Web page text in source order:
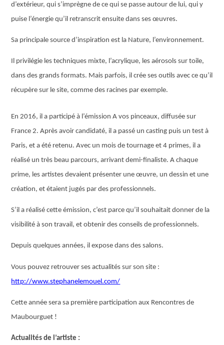
d’extérieur, qui s’imprègne de ce qui se passe autour de lui, qui y
puise l’énergie qu’il retranscrit ensuite dans ses œuvres.
Sa principale source d’inspiration est la Nature, l’environnement.
Il privilégie les techniques mixte, l’acrylique, les aérosols sur toile,
dans des grands formats. Mais parfois, il crée ses outils avec ce qu’il
récupère sur le site, comme des racines par exemple.
En 2016, il a participé à l’émission A vos pinceaux, diffusée sur
France 2. Après avoir candidaté, il a passé un casting puis un test à
Paris, et a été retenu. Avec un mois de tournage et 4 primes, il a
réalisé un très beau parcours, arrivant demi-finaliste. A chaque
prime, les artistes devaient présenter une œuvre, un dessin et une
création, et étaient jugés par des professionnels.
S’il a réalisé cette émission, c’est parce qu’il souhaitait donner de la
visibilité à son travail, et obtenir des conseils de professionnels.
Depuis quelques années, il expose dans des salons.
Vous pouvez retrouver ses actualités sur son site :
http://www.stephanelemouel.com/
Cette année sera sa première participation aux Rencontres de
Maubourguet !
Actualités de l’artiste :